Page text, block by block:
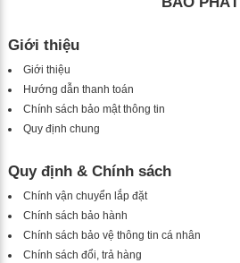
Giới thiệu
Giới thiệu
Hướng dẫn thanh toán
Chính sách bảo mật thông tin
Quy định chung
Quy định & Chính sách
Chính vận chuyển lắp đặt
Chính sách bảo hành
Chính sách bảo vệ thông tin cá nhân
Chính sách đổi, trả hàng